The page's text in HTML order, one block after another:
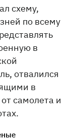
схему,
по всему
в
отвалился
в
самолета и